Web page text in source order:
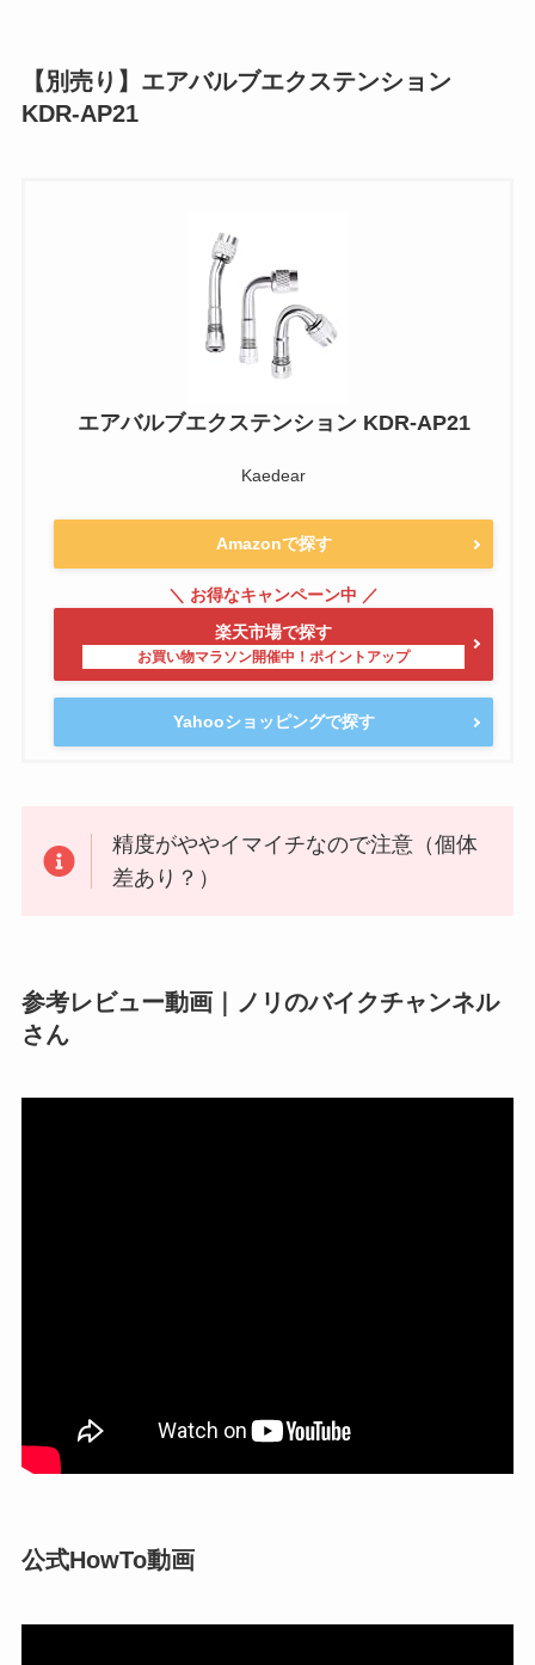
【別売り】エアバルブエクステンション
KDR-AP21
エアバルブエクステンション KDR-AP21
Kaedear
Amazonで探す
楽天市場で探す
Yahooショッピングで探す
精度がややイマイチなので注意（個体
差あり？）
参考レビュー動画｜ノリのバイクチャンネル
さん
公式HowTo動画